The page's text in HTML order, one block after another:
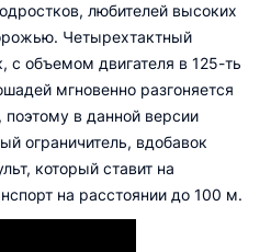
любителей высоких
Четырехтактный
с объемом двигателя в 125-ть
мгновенно разгоняется
в данной версии
ограничитель, вдобавок
который ставит на
на расстоянии до 100 м.